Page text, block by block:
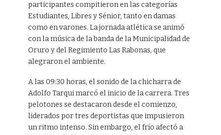
participantes compitieron en las categorías
Estudiantes, Libres y Sénior, tanto en damas
como en varones. La jornada atlética se animó
con la música de la banda de la Municipalidad de
Oruro y del Regimiento Las Rabonas, que
alegraron el ambiente.
A las 09:30 horas, el sonido de la chicharra de
Adolfo Tarqui marcó el inicio de la carrera. Tres
pelotones se destacaron desde el comienzo,
liderados por tres deportistas que impusieron
un ritmo intenso. Sin embargo, el frío afectó a